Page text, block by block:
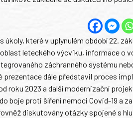
které v uplynulém období 22.
leteckého výcviku, informace o
záchranného systému
prezentace dále představil proces
2023 a další modernizační
boje proti šíření nemoci Covid-19 a
diskutovány otázky spojené s